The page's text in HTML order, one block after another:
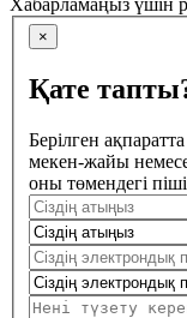
×
Қате
Берілген
мекен-жайы немесе
оны төмендегі